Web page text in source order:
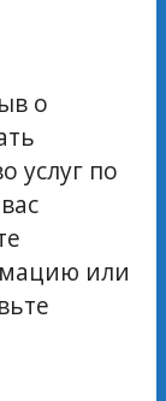
о
услуг по
или